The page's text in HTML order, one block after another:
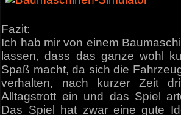
Fazit:
Ich hab mir von einem
lassen, dass das ganze wohl
Spaß macht, da sich die
verhalten, nach kurzer Zeit
Alltagstrott ein und das Spiel
Das Spiel hat zwar eine gute